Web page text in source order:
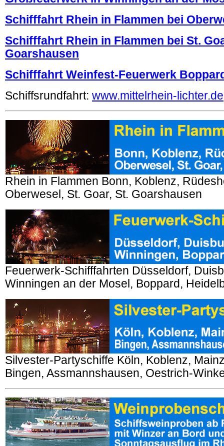
Schifffahrt Rhein in Flammen bei
Schifffahrt Rhein in Flammen bei St.
Goarshausen
Schifffahrt Weinfest-Feuerwerk
Schiffsrundfahrt: www.mittelrhein-lichter.de
Rhein in Flammen Bonn, Koblenz,
Oberwesel, St. Goar, St. Goarshausen
Feuerwerk-Schifffahrten Düsseldorf,
Winningen an der Mosel, Boppard,
Silvester-Partyschiffe Köln, Koblenz,
Bingen, Assmannshausen, Oestrich-